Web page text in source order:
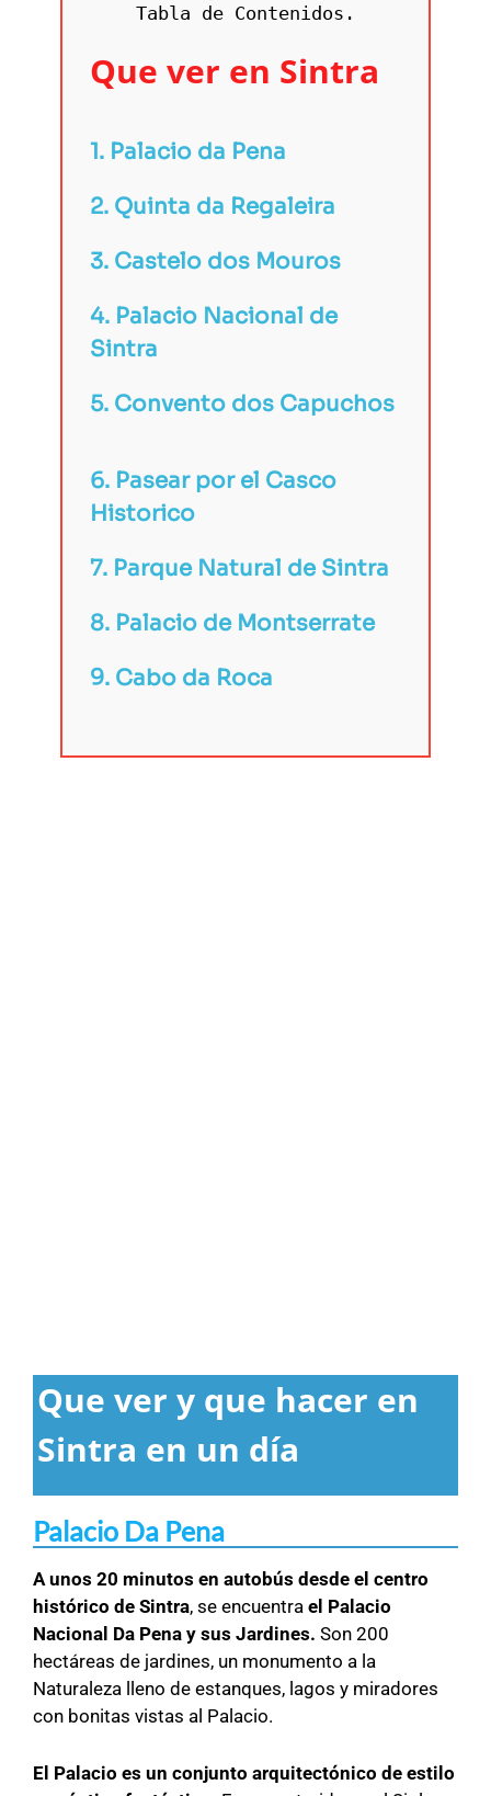
Tabla de Contenidos.
Que ver en Sintra
1. Palacio da Pena
2. Quinta da Regaleira
3. Castelo dos Mouros
4. Palacio Nacional de
Sintra
5. Convento dos Capuchos
6. Pasear por el Casco
Historico
7. Parque Natural de Sintra
8. Palacio de Montserrate
9. Cabo da Roca
Que ver y que hacer en
Sintra en un día
Palacio Da Pena
A unos 20 minutos en autobús desde el centro
histórico de Sintra, se encuentra el Palacio
Nacional Da Pena y sus Jardines. Son 200
hectáreas de jardines, un monumento a la
Naturaleza lleno de estanques, lagos y miradores
con bonitas vistas al Palacio.
El Palacio es un conjunto arquitectónico de estilo